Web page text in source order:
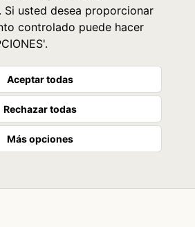
Si usted desea proporcionar
controlado puede hacer
Aceptar todas
Rechazar todas
Más opciones